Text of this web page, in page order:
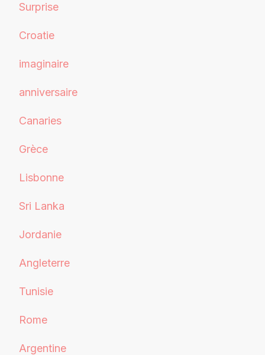
Surprise
Croatie
imaginaire
anniversaire
Canaries
Grèce
Lisbonne
Sri Lanka
Jordanie
Angleterre
Tunisie
Rome
Argentine